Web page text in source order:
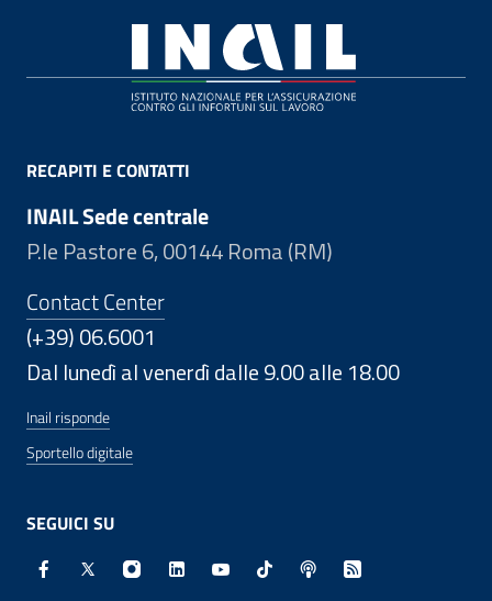
RECAPITI E CONTATTI
INAIL Sede centrale
P.le Pastore 6, 00144 Roma (RM)
Contact Center
(+39) 06.6001
Dal lunedì al venerdì dalle 9.00 alle 18.00
Inail risponde
Sportello digitale
SEGUICI SU
Facebook - Sito esterno - Apertura in nuova finestra
X - Sito esterno - Apertura in nuova finestra
Instagram - Sito esterno - Apertura in
Linkedin - Sito esterno - Apertura in
Youtube - Sito esterno -
TikTok - Sito esterno -
Spreaker - Sito
Feed RSS -